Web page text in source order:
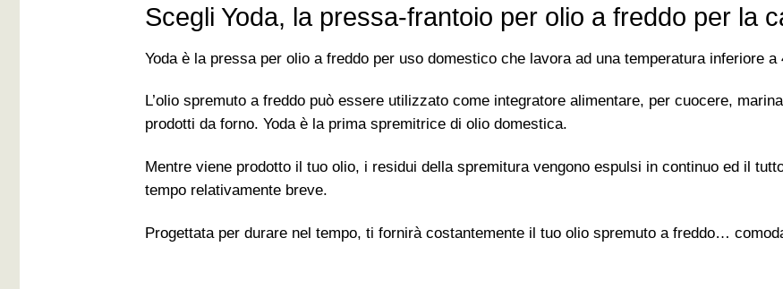
Scegli Yoda, la pressa-frantoio per olio a freddo per la
Yoda è la pressa per olio a freddo per uso domestico che lavora ad una temperatura inferiore a
L’olio spremuto a freddo può essere utilizzato come integratore alimentare, per cuocere,
prodotti da forno. Yoda è la prima spremitrice di olio domestica.
Mentre viene prodotto il tuo olio, i residui della spremitura vengono espulsi in continuo ed il
tempo relativamente breve.
Progettata per durare nel tempo, ti fornirà costantemente il tuo olio spremuto a freddo…